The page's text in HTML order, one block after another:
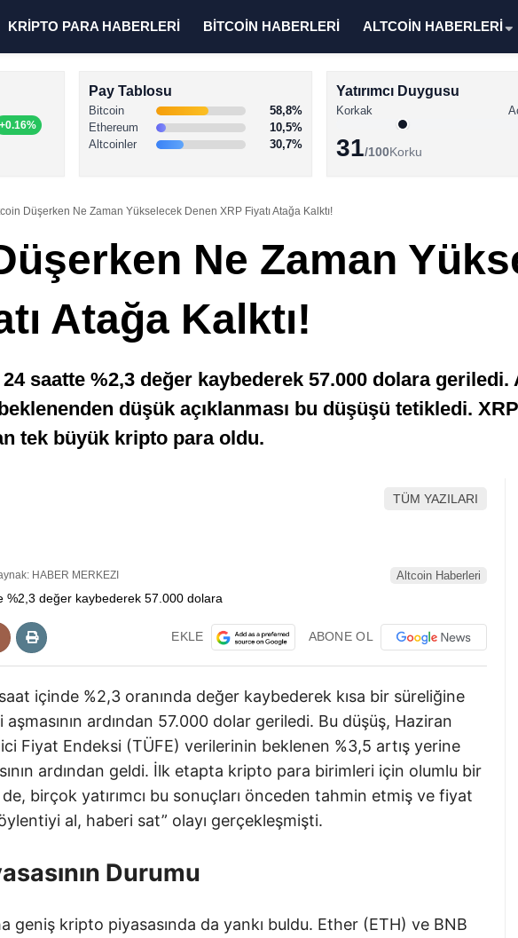
KRİPTO PARA HABERLERİ BİTCOİN HABERLERİ ALTCOİN HABERLERİ
+0.16%
Pay Tablosu
Bitcoin
58,8%
Ethereum
10,5%
Altcoinler
30,7%
Yatırımcı Duygusu
Korkak
31/100Korku
Düşerken Ne Zaman Yükselecek Denen XRP Fiyatı Atağa Kalktı!
Ne Zaman
Atağa Kalktı!
saatte %2,3 değer kaybederek 57.000 dolara
düşük açıklanması bu düşüşü tetikledi.
tek büyük kripto para oldu.
TÜM YAZILARI
HABER MERKEZI Altcoin Haberleri
EKLE ABONE OL
içinde %2,3 oranında değer kaybederek kısa bir süreliğine
ardından 57.000 dolar geriledi. Bu düşüş, Haziran
Fiyat Endeksi (TÜFE) verilerinin beklenen %3,5 artış yerine
ardından geldi. İlk etapta kripto para birimleri için olumlu bir
birçok yatırımcı bu sonuçları önceden tahmin etmiş ve fiyat
al, haberi sat” olayı gerçekleşmişti.
Durumu
geniş kripto piyasasında da yankı buldu. Ether (ETH) ve BNB